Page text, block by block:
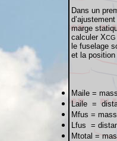
Dans un
marge
calculer XCG
le fuselage
et la
Maile =
Laile =
Mfus =
Lfus =
Mtotal =